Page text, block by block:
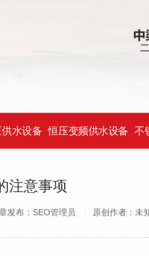
水设备 恒压变频供水设备 不
注意事项
发布：SEO管理员 原创作者：未